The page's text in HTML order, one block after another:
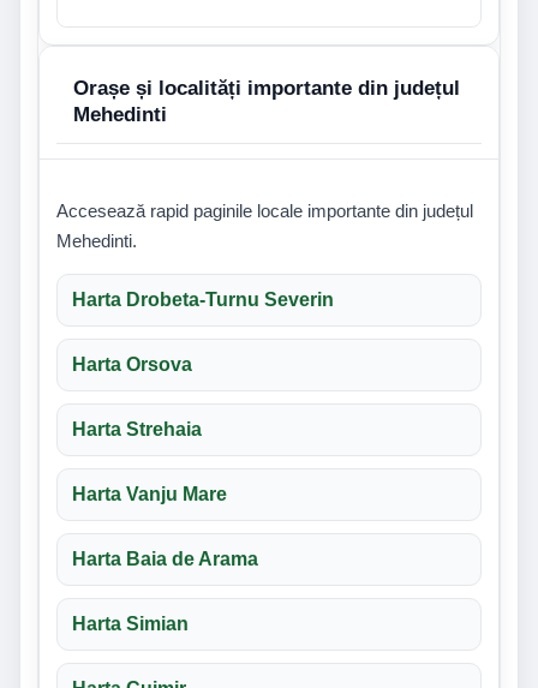
Orașe și localități importante din județul
Mehedinti
Accesează rapid paginile locale importante din județul
Mehedinti.
Harta Drobeta-Turnu Severin
Harta Orsova
Harta Strehaia
Harta Vanju Mare
Harta Baia de Arama
Harta Simian